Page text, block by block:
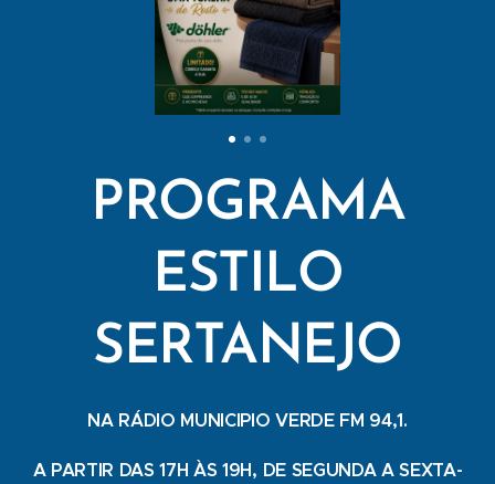
PROGRAMA
ESTILO
SERTANEJO
NA RÁDIO MUNICIPIO VERDE FM 94,1.
A PARTIR DAS 17H ÀS 19H, DE SEGUNDA A SEXTA-